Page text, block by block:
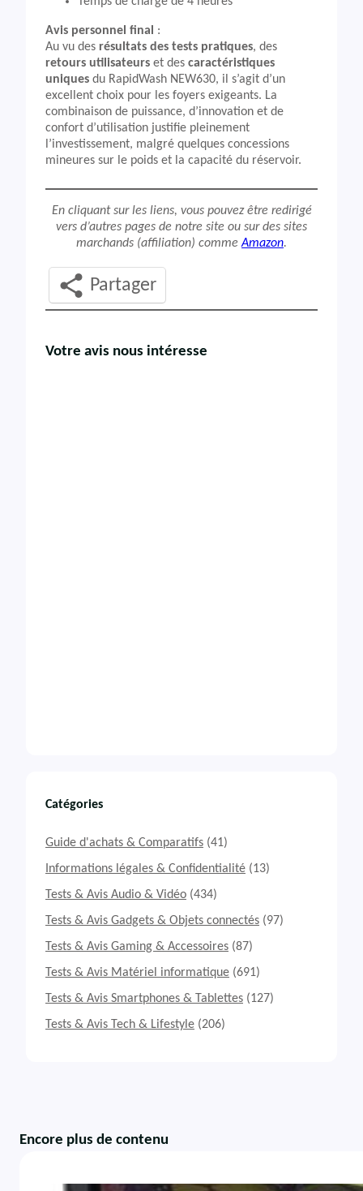
Avis personnel final
:
Au vu des résultats des tests pratiques, des
retours utilisateurs et des caractéristiques
uniques du RapidWash NEW630, il s’agit d’un
excellent choix pour les foyers exigeants. La
combinaison de puissance, d’innovation et de
confort d’utilisation justifie pleinement
l’investissement, malgré quelques concessions
mineures sur le poids et la capacité du réservoir.
En cliquant sur les liens, vous pouvez être redirigé
vers d’autres pages de notre site ou sur des sites
marchands (affiliation) commeAmazon.
Partager
Votre avis nous intéresse
Catégories
Guide d'achats & Comparatifs (41)
Informations légales & Confidentialité (13)
Tests & Avis Audio & Vidéo (434)
Tests & Avis Gadgets & Objets connectés (97)
Tests & Avis Gaming & Accessoires (87)
Tests & Avis Matériel informatique (691)
Tests & Avis Smartphones & Tablettes (127)
Tests & Avis Tech & Lifestyle (206)
Encore plus de contenu